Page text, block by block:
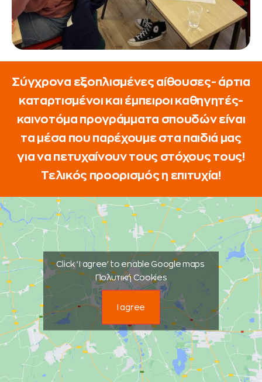
Σύγχρονα εξοπλισμένες αίθουσες- άρτια
καταρτισμένοι και έμπειροι καθηγητές-
καινοτόμα προγράμματα σπουδών είναι
τα μέσα που παρέχουμε στα παιδιά μας
για να πετυχαίνουν τους στόχους τους!
Τελικός προορισμός η επιτυχία!
Click 'I agree' to enable Google maps
Πολυτική Cookies
I agree